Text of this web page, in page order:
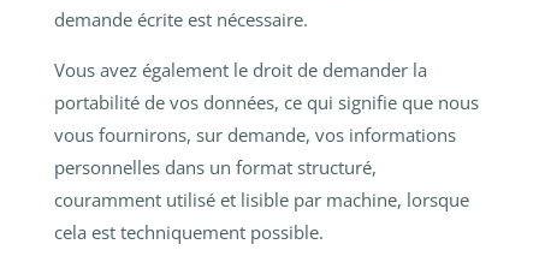
demande écrite est nécessaire.
Vous avez également le droit de demander la
portabilité de vos données, ce qui signifie que nous
vous fournirons, sur demande, vos informations
personnelles dans un format structuré,
couramment utilisé et lisible par machine, lorsque
cela est techniquement possible.